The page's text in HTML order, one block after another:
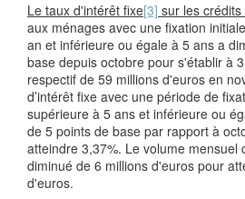
Le taux d'intérêt fixe[3] sur les
aux ménages avec une fixation
an et inférieure ou égale à 5 ans a
base depuis octobre pour s'établir à
respectif de 59 millions d'euros en
d’intérêt fixe avec une période de
supérieure à 5 ans et inférieure ou
de 5 points de base par rapport à
atteindre 3,37%. Le volume mensuel
diminué de 6 millions d'euros pour
d'euros.